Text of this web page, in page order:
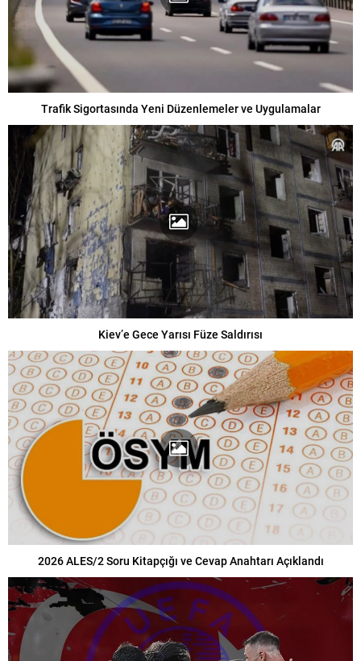
Trafik Sigortasında Yeni Düzenlemeler ve Uygulamalar
Kiev’e Gece Yarısı Füze Saldırısı
2026 ALES/2 Soru Kitapçığı ve Cevap Anahtarı Açıklandı